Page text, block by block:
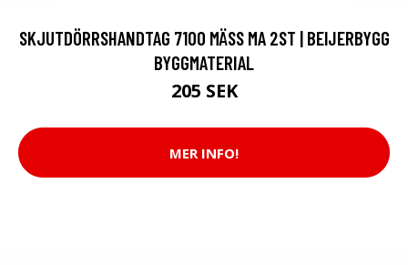
SKJUTDÖRRSHANDTAG 7100 MÄSS MA 2ST | BEIJERBYGG
BYGGMATERIAL
205 SEK
MER INFO!